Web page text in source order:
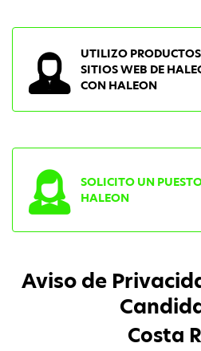
UTILIZO
SITIOS WEB DE
CON HALEON
SOLICITO UN
HALEON
Aviso de
Costa